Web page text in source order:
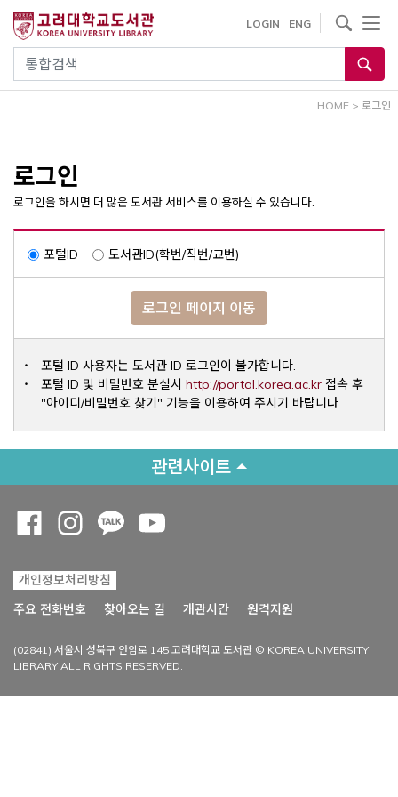
건
통합검색
LOGIN ENG
사이트내 검색
HOME > 로그인
로그인
로그인을 하시면 더 많은 도서관 서비스를 이용하실 수 있습니다.
포털ID 도서관ID(학번/직번/교번)
로그인 페이지 이동
포털 ID 사용자는 도서관 ID 로그인이 불가합니다.
포털 ID 및 비밀번호 분실시 http://portal.korea.ac.krOpens a
접속 후
"아이디/비밀번호 찾기" 기능을 이용하여 주시기 바랍니다.
관련사이트
개인정보처리방침
주요 전화번호
찾아오는 길 개관시간 원격지원
(02841) 서울시 성북구 안암로 145 고려대학교 도서관 © KOREA UNIVERSITY
LIBRARY ALL RIGHTS RESERVED.
Opens a new window
Opens a new window
Opens a new window